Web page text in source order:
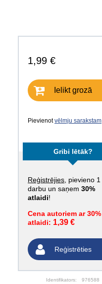
1,99 €
Ielikt grozā
Pievienotvēlmju sarakstam
Gribi lētāk?
Reģistrējies , pievieno 1
darbu un saņem 30%
atlaidi!
Cena autoriem ar 30%
atlaidi: 1,39 €
Reģistrēties
Identifikators: 976588